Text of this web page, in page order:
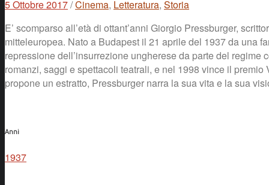
5 Ottobre 2017/Cinema, Letteratura, Storia
E’ scomparso all’età di ottant’anni Giorgio Pressburger,
mitteleuropea. Nato a Budapest il 21 aprile del 1937 da una
repressione dell’insurrezione ungherese da parte del
romanzi, saggi e spettacoli teatrali, e nel 1998 vince il
propone un estratto, Pressburger narra la sua vita e la sua
Anni
1937